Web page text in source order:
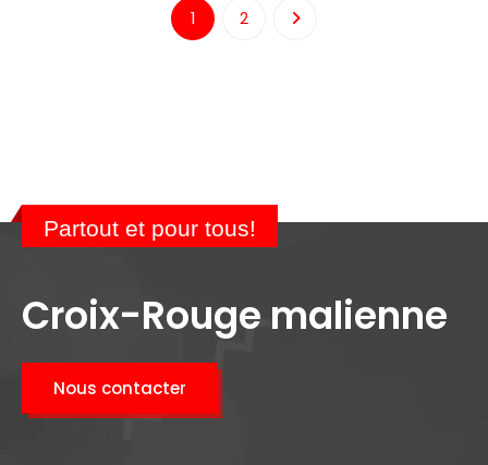
1 2
Partout et pour tous!
Croix-Rouge malienne
Nous contacter